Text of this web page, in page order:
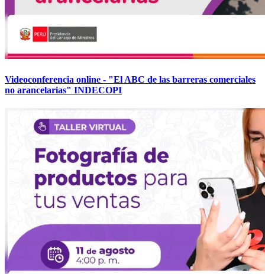
Videoconferencia online - "El ABC de las barreras comerciales
no arancelarias" INDECOPI